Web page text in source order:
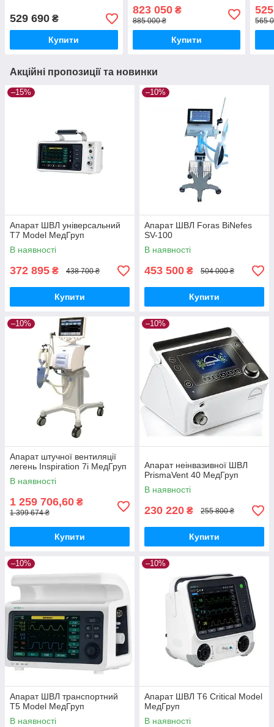
529 690 ₴
Купити
823 050₴
885 000 ₴
Купити
565
Акційні пропозиції та новинки
–15%
Апарат ШВЛ універсальний
T7 Model МедГруп
В наявності
372 895 ₴ 438 700 ₴
Купити
–10%
Апарат ШВЛ Foras BiNefes
SV-100
В наявності
453 500 ₴ 504 000 ₴
Купити
–10%
Апарат штучної вентиляції
легень Іnspiration 7i МедГруп
В наявності
1 259 706,60 ₴
1 399 674 ₴
Купити
–10%
Апарат неінвазивної ШВЛ
PrismaVent 40 МедГруп
В наявності
230 220 ₴ 255 800 ₴
Купити
–10%
Апарат ШВЛ транспортний
T5 Model МедГруп
В наявності
–10%
Апарат ШВЛ T6 Critical Model
МедГруп
В наявності